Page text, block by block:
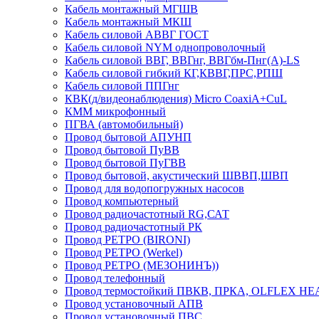
Кабель монтажный МГШВ
Кабель монтажный МКШ
Кабель силовой АВВГ ГОСТ
Кабель силовой NYM однопроволочный
Кабель силовой ВВГ, ВВГнг, ВВГбм-Пнг(А)-LS
Кабель силовой гибкий КГ,КВВГ,ПРС,РПШ
Кабель силовой ППГнг
КВК(д/видеонаблюдения) Micro CoaxiA+CuL
КММ микрофонный
ПГВА (автомобильный)
Провод бытовой АПУНП
Провод бытовой ПуВВ
Провод бытовой ПуГВВ
Провод бытовой, акустический ШВВП,ШВП
Провод для водопогружных насосов
Провод компьютерный
Провод радиочастотный RG,САТ
Провод радиочастотный РК
Провод РЕТРО (BIRONI)
Провод РЕТРО (Werkel)
Провод РЕТРО (МЕЗОНИНЪ))
Провод телефонный
Провод термостойкий ПВКВ, ПРКА, OLFLEX
Провод установочный АПВ